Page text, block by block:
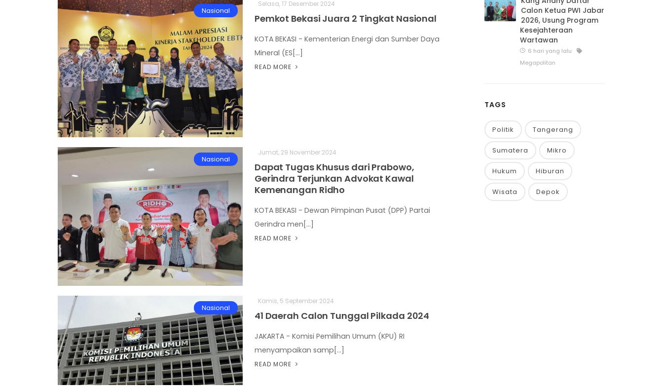
Nasional
Selasa, 17 Desember 2024
Pemkot Bekasi Juara 2 Tingkat Nasional
KOTA BEKASI - Kementerian Energi dan Sumber Daya
Mineral (ES[...]
READ MORE
Nasional
Jumat, 29 November 2024
Dapat Tugas Khusus dari Prabowo,
Gerindra Terjunkan Advokat Kawal
Kemenangan Ridho
KOTA BEKASI - Dewan Pimpinan Pusat (DPP) Partai
Gerindra men[...]
READ MORE
Nasional
Kamis, 5 September 2024
41 Daerah Calon Tunggal Pilkada 2024
JAKARTA - Komisi Pemilihan Umum (KPU) RI
menyampaikan samp[...]
READ MORE
Calon Ketua PWI Jabar
2026, Usung Program
Kesejahteraan
Wartawan
6 hari yang lalu
Megapolitan
TAGS
Politik Tangerang
Sumatera Mikro
Hukum Hiburan
Wisata Depok